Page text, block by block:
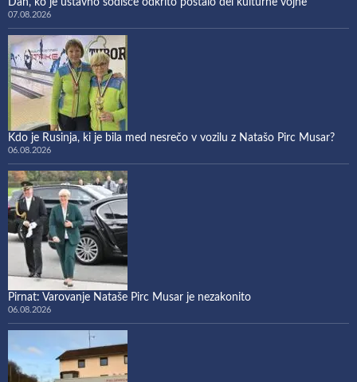
Dan, ko je ustavno sodišče odkrito postalo del kulturne vojne
07.08.2026
Kdo je Rusinja, ki je bila med nesrečo v vozilu z Natašo Pirc Musar?
06.08.2026
Pirnat: Varovanje Nataše Pirc Musar je nezakonito
06.08.2026